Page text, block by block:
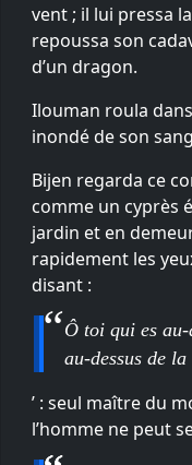
vent ; il lui pressa
repoussa son
d’un dragon.
Ilouman roula
inondé de son
Bijen regarda ce
comme un cyprès
jardin et en
rapidement les
disant :
Ô toi qui es au-
au-dessus de
’ : seul maître du
l’homme ne peut